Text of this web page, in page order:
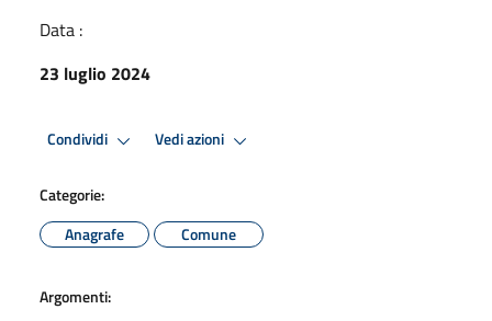
Data :
23 luglio 2024
Condividi Vedi azioni
Categorie:
Anagrafe
Comune
Argomenti: